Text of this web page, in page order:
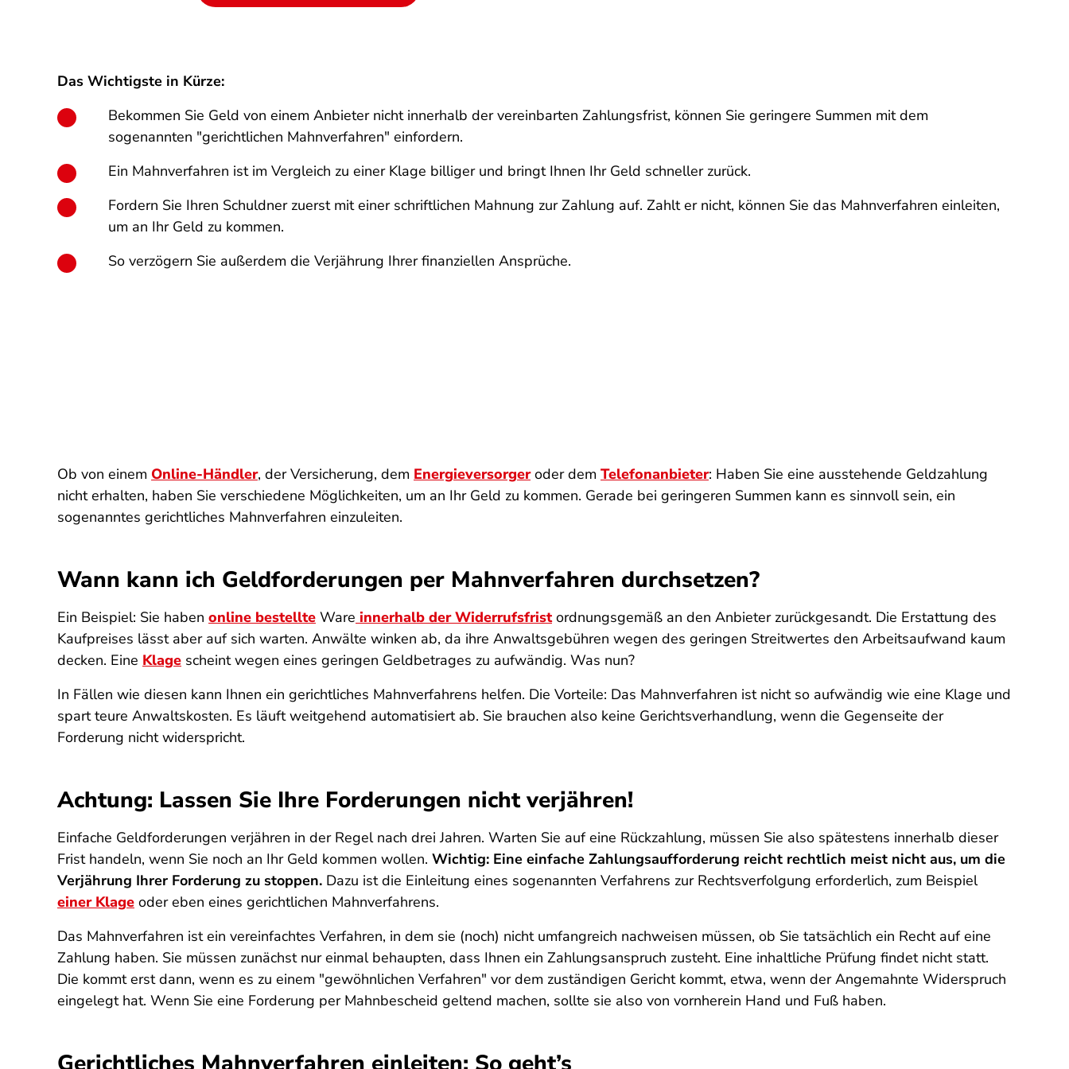
Das Wichtigste in Kürze:
Bekommen Sie Geld von einem Anbieter nicht innerhalb der vereinbarten Zahlungsfrist, können Sie geringere Summen mit dem
sogenannten "gerichtlichen Mahnverfahren" einfordern.
Ein Mahnverfahren ist im Vergleich zu einer Klage billiger und bringt Ihnen Ihr Geld schneller zurück.
Fordern Sie Ihren Schuldner zuerst mit einer schriftlichen Mahnung zur Zahlung auf. Zahlt er nicht, können Sie das Mahnverfahren einleiten,
um an Ihr Geld zu kommen.
So verzögern Sie außerdem die Verjährung Ihrer finanziellen Ansprüche.
Ob von einem Online-Händler, der Versicherung, dem Energieversorgeroder dem Telefonanbieter: Haben Sie eine ausstehende Geldzahlung
nicht erhalten, haben Sie verschiedene Möglichkeiten, um an Ihr Geld zu kommen. Gerade bei geringeren Summen kann es sinnvoll sein, ein
sogenanntes gerichtliches Mahnverfahren einzuleiten.
Wann kann ich Geldforderungen per Mahnverfahren durchsetzen?
Ein Beispiel: Sie haben online bestellte Ware innerhalb der Widerrufsfristordnungsgemäß an den Anbieter zurückgesandt. Die Erstattung des
Kaufpreises lässt aber auf sich warten. Anwälte winken ab, da ihre Anwaltsgebühren wegen des geringen Streitwertes den Arbeitsaufwand kaum
decken. Eine Klage scheint wegen eines geringen Geldbetrages zu aufwändig. Was nun?
In Fällen wie diesen kann Ihnen ein gerichtliches Mahnverfahrens helfen. Die Vorteile: Das Mahnverfahren ist nicht so aufwändig wie eine Klage und
spart teure Anwaltskosten. Es läuft weitgehend automatisiert ab. Sie brauchen also keine Gerichtsverhandlung, wenn die Gegenseite der
Forderung nicht widerspricht.
Achtung: Lassen Sie Ihre Forderungen nicht verjähren!
Einfache Geldforderungen verjähren in der Regel nach drei Jahren. Warten Sie auf eine Rückzahlung, müssen Sie also spätestens innerhalb dieser
Frist handeln, wenn Sie noch an Ihr Geld kommen wollen. Wichtig: Eine einfache Zahlungsaufforderung reicht rechtlich meist nicht aus, um die
Verjährung Ihrer Forderung zu stoppen. Dazu ist die Einleitung eines sogenannten Verfahrens zur Rechtsverfolgung erforderlich, zum Beispiel
einer Klage oder eben eines gerichtlichen Mahnverfahrens.
Das Mahnverfahren ist ein vereinfachtes Verfahren, in dem sie (noch) nicht umfangreich nachweisen müssen, ob Sie tatsächlich ein Recht auf eine
Zahlung haben. Sie müssen zunächst nur einmal behaupten, dass Ihnen ein Zahlungsanspruch zusteht. Eine inhaltliche Prüfung findet nicht statt.
Die kommt erst dann, wenn es zu einem "gewöhnlichen Verfahren" vor dem zuständigen Gericht kommt, etwa, wenn der Angemahnte Widerspruch
eingelegt hat. Wenn Sie eine Forderung per Mahnbescheid geltend machen, sollte sie also von vornherein Hand und Fuß haben.